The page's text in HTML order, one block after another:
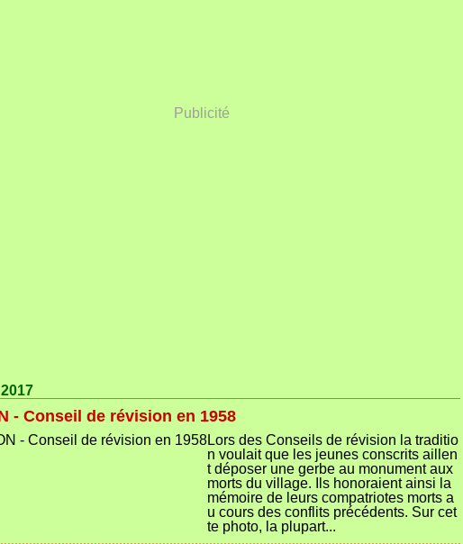
Publicité
- Conseil de révision en 1958
Lors des Conseils de révision la traditio
n voulait que les jeunes conscrits aillen
t déposer une gerbe au monument aux
morts du village. Ils honoraient ainsi la
mémoire de leurs compatriotes morts a
u cours des conflits précédents. Sur cet
te photo, la plupart...